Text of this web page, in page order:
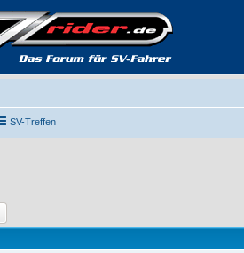
SV-Treffen